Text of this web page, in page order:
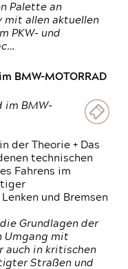
Palette an
mit allen aktuellen
PKW- und
BMW-MOTORRAD
im BMW-
der Theorie + Das
technischen
Fahrens im
und Bremsen
Grundlagen der
Umgang mit
auch in kritischen
Straßen und